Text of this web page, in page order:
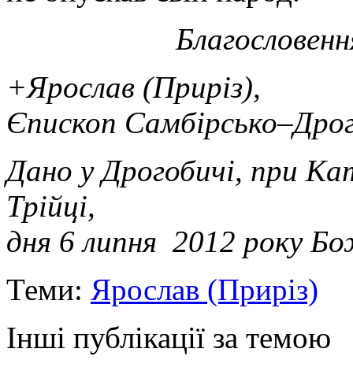
+Ярослав (Приріз),
Єпископ
Дано у Дрогобичі, при
Трійці,
дня 6 липня 2012 року
Теми: Ярослав (Приріз)
Інші публікації за темою